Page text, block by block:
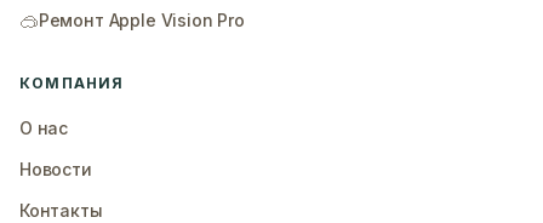
🥽Ремонт Apple Vision Pro
КОМПАНИЯ
О нас
Новости
Контакты